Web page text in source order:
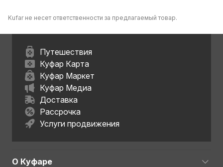
Kufar не несет ответственности за предлагаемый товар.
Путешествия
Куфар Карта
Куфар Маркет
Куфар Медиа
Доставка
Рассрочка
Услуги продвижения
О Куфаре